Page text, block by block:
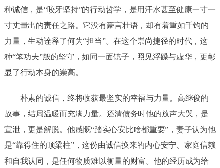
种诚信，是“咬牙坚持”的行动哲学，是用汗水甚至健康一寸一
寸丈量出的责任之路。它没有豪言壮语，却有着重如千钧的
力量，生动诠释了何为“担当”。在这个崇尚捷径的时代，这
种“笨功夫”般的坚守，如同一面镜子，照见浮躁与虚华，更彰
显了行动本身的崇高。
朴素的诚信，终将收获最坚实的幸福与力量。高继俊的
故事，结局温暖而充满力量。还清债务时他的放声大哭，是
宣泄，更是解脱。他感慨“踏实心安比啥都重要”，妻子认为他
是“靠得住的顶梁柱”，这份由诚信换来的内心安宁、家庭信赖
和自我认同，是任何物质难以衡量的财富。他的经历成为给